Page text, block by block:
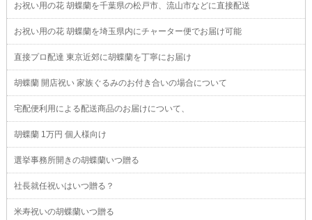
お祝い用の花 胡蝶蘭を千葉県の松戸市、流山市などに直接配送
お祝い用の花 胡蝶蘭を埼玉県内にチャーター便でお届け可能
直接プロ配達 東京近郊に胡蝶蘭を丁寧にお届け
胡蝶蘭 開店祝い 家族ぐるみのお付き合いの場合について
宅配便利用による配送商品のお届けについて、
胡蝶蘭 1万円 個人様向け
選挙事務所開きの胡蝶蘭いつ贈る
社長就任祝いはいつ贈る？
米寿祝いの胡蝶蘭いつ贈る